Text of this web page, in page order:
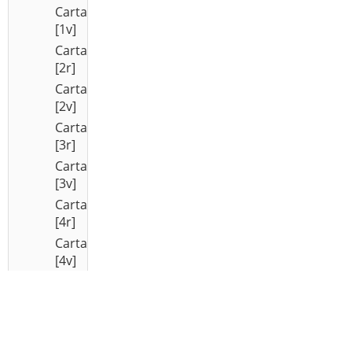
Carta
[1v]
Carta
[2r]
Carta
[2v]
Carta
[3r]
Carta
[3v]
Carta
[4r]
Carta
[4v]